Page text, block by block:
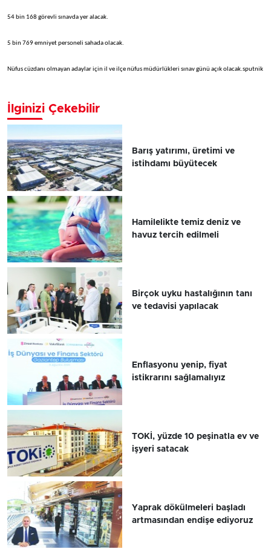
54 bin 168 görevli sınavda yer alacak.
5 bin 769 emniyet personeli sahada olacak.
Nüfus cüzdanı olmayan adaylar için il ve ilçe nüfus müdürlükleri sınav günü açık olacak.sputnik
İlginizi Çekebilir
Barış yatırımı, üretimi ve
istihdamı büyütecek
Hamilelikte temiz deniz ve
havuz tercih edilmeli
Birçok uyku hastalığının tanı
ve tedavisi yapılacak
Enflasyonu yenip, fiyat
istikrarını sağlamalıyız
TOKİ, yüzde 10 peşinatla ev ve
işyeri satacak
Yaprak dökülmeleri başladı
artmasından endişe ediyoruz